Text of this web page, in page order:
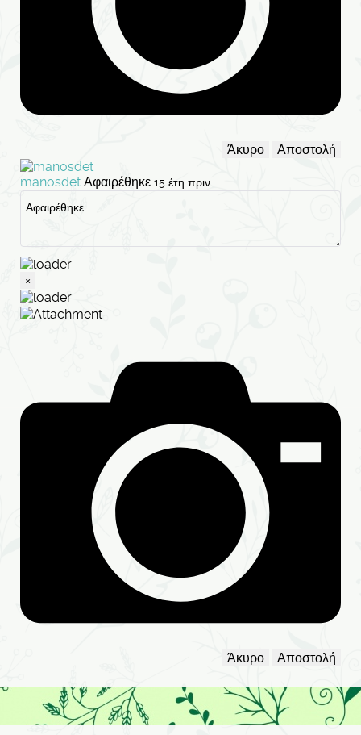
Άκυρο Αποστολή
manosdet Αφαιρέθηκε 15 έτη πριν
×
Άκυρο Αποστολή